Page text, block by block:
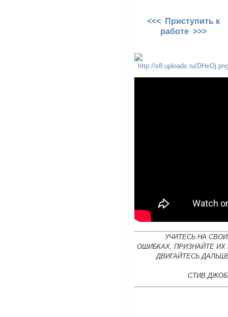
<<< Приступить к
работе >>>
УЧИТЕСЬ НА
ОШИБКАХ, ПРИЗНАЙТЕ ИХ
ДВИГАЙТЕСЬ
СТИВ